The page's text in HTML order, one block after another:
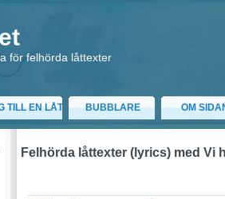
för felhörda låttexter
TILL EN LÅT BUBBLARE OM
Felhörda låttexter (lyrics) med Vi